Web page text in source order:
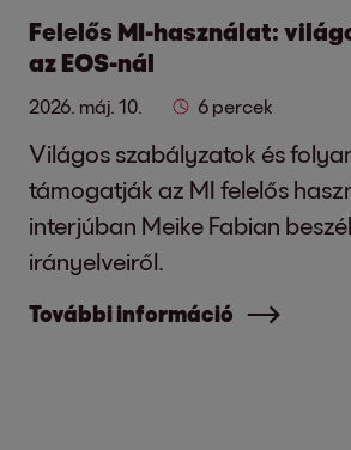
Felelős MI-használat:
az EOS-nál
2026. máj. 10. 6 percek
Világos szabályzatok és
támogatják az MI felelős
interjúban Meike Fabian
irányelveiről.
További információ